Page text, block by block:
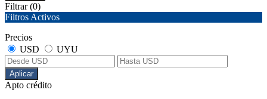
Filtrar (0)
Filtros Activos
Precios
USD
UYU
Aplicar
Apto crédito